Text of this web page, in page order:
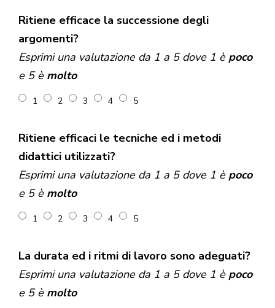
Ritiene efficace la successione degli
argomenti?
Esprimi una valutazione da 1 a 5 dove 1 è poco
e 5 è molto
1 2 3 4 5
Ritiene efficaci le tecniche ed i metodi
didattici utilizzati?
Esprimi una valutazione da 1 a 5 dove 1 è poco
e 5 è molto
1 2 3 4 5
La durata ed i ritmi di lavoro sono adeguati?
Esprimi una valutazione da 1 a 5 dove 1 è poco
e 5 è molto